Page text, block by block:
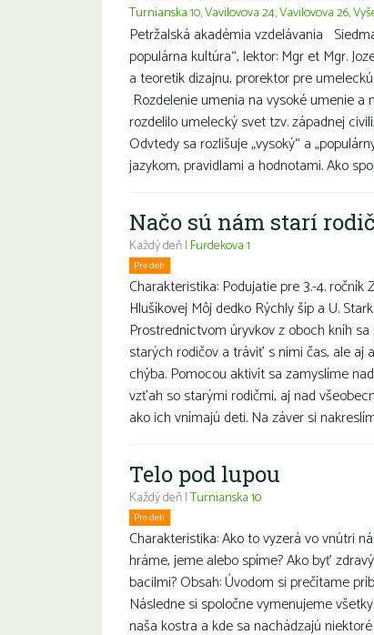
Turnianska 10,Vavilovova 24,Vavilovova 26,
Petržalská akadémia vzdelávania
populárna kultúra“, lektor: Mgr et Mgr.
a teoretik dizajnu, prorektor pre
Rozdelenie umenia na vysoké umenie
rozdelilo umelecký svet tzv. západnej
Odvtedy sa rozlišuje „vysoký“ a
jazykom, pravidlami a hodnotami. Ako
Načo sú nám starí
Každý deň | Furdekova 1
Pre deti
Charakteristika: Podujatie pre 3.-4. ročník
Hlušíkovej Môj dedko Rýchly šíp a U.
Prostredníctvom úryvkov z oboch kníh
starých rodičov a tráviť s nimi čas, ale aj
chýba. Pomocou aktivít sa zamyslíme
vzťah so starými rodičmi, aj nad
ako ich vnímajú deti. Na záver si
Telo pod lupou
Každý deň |Turnianska 10
Pre deti
Charakteristika: Ako to vyzerá vo vnútri
hráme, jeme alebo spíme? Ako byť
bacilmi? Obsah: Úvodom si prečítame
Následne si spoločne vymenujeme
naša kostra a kde sa nachádzajú